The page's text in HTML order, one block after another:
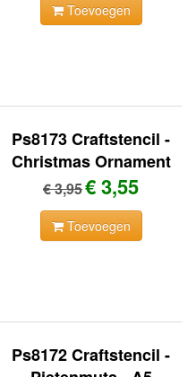
Toevoegen
Ps8173 Craftstencil -
Christmas Ornament
€ 3,95€ 3,55
Toevoegen
Ps8172 Craftstencil -